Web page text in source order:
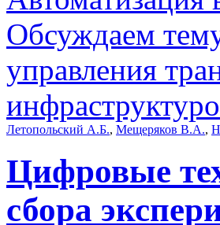
Обсуждаем
управления
Летопольский А.Б., Мещеряков В.А.,
Цифровые
сбора